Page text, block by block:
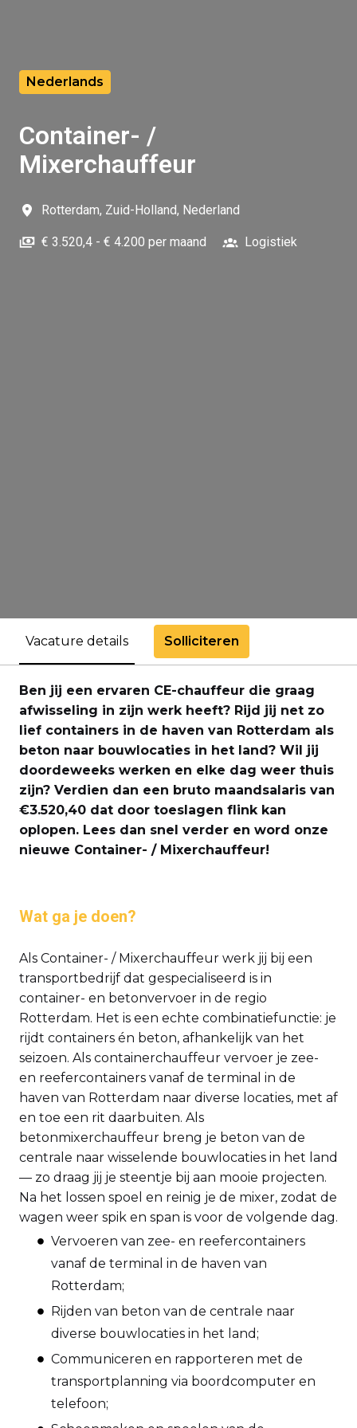
Nederlands
Container- /
Mixerchauffeur
Rotterdam, Zuid-Holland, Nederland
€ 3.520,4 - € 4.200 per maand Logistiek
Vacature details Solliciteren
Ben jij een ervaren CE-chauffeur die graag
afwisseling in zijn werk heeft? Rijd jij net zo
lief containers in de haven van Rotterdam als
beton naar bouwlocaties in het land? Wil jij
doordeweeks werken en elke dag weer thuis
zijn? Verdien dan een bruto maandsalaris van
€3.520,40 dat door toeslagen flink kan
oplopen. Lees dan snel verder en word onze
nieuwe Container- / Mixerchauffeur!
Wat ga je doen?
Als Container- / Mixerchauffeur werk jij bij een
transportbedrijf dat gespecialiseerd is in
container- en betonvervoer in de regio
Rotterdam. Het is een echte combinatiefunctie: je
rijdt containers én beton, afhankelijk van het
seizoen. Als containerchauffeur vervoer je zee-
en reefercontainers vanaf de terminal in de
haven van Rotterdam naar diverse locaties, met af
en toe een rit daarbuiten. Als
betonmixerchauffeur breng je beton van de
centrale naar wisselende bouwlocaties in het land
— zo draag jij je steentje bij aan mooie projecten.
Na het lossen spoel en reinig je de mixer, zodat de
wagen weer spik en span is voor de volgende dag.
Vervoeren van zee- en reefercontainers
vanaf de terminal in de haven van
Rotterdam;
Rijden van beton van de centrale naar
diverse bouwlocaties in het land;
Communiceren en rapporteren met de
transportplanning via boordcomputer en
telefoon;